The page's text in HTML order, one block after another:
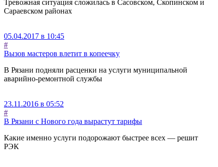
Тревожная ситуация сложилась в Сасовском, Скопинском и
Сараевском районах
05.04.2017 в 10:45
#
Вызов мастеров влетит в копеечку
В Рязани подняли расценки на услуги муниципальной
аварийно-ремонтной службы
23.11.2016 в 05:52
#
В Рязани с Нового года вырастут тарифы
Какие именно услуги подорожают быстрее всех — решит
РЭК